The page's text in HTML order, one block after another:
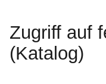
Zugriff auf
(Katalog)